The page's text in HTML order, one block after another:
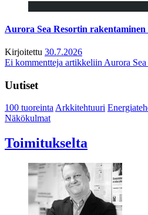
Aurora Sea Resortin rakentaminen
Kirjoitettu 30.7.2026
Ei kommentteja artikkeliin Aurora
Uutiset
100 tuoreintaArkkitehtuuri
Näkökulmat
Toimitukselta